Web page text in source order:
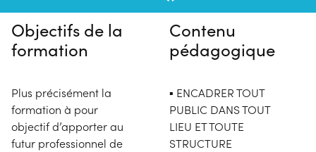
Objectifs de la
formation
Plus précisément la
formation à pour
objectif d’apporter au
futur professionnel de
Contenu
pédagogique
▪ ENCADRER TOUT
PUBLIC DANS TOUT
LIEU ET TOUTE
STRUCTURE